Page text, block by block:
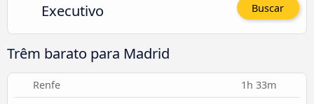
Executivo Buscar
Trêm barato para Madrid
Renfe 1h 33m